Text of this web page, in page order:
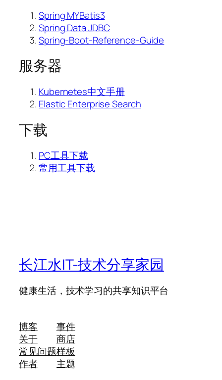
Spring MYBatis3
Spring Data JDBC
Spring-Boot-Reference-Guide
服务器
Kubernetes中文手册
Elastic Enterprise Search
下载
PC工具下载
常用工具下载
长江水IT-技术分享家园
健康生活，技术学习的共享知识平台
博客
关于
常见问题
作者
事件
商店
样板
主题